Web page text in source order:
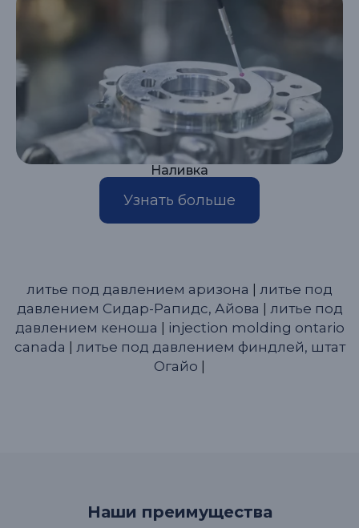
Наливка
Узнать больше
литье под давлением аризона | литье под
давлением Сидар-Рапидс, Айова | литье под
давлением кеноша | injection molding ontario
canada | литье под давлением финдлей, штат
Огайо |
Наши преимущества